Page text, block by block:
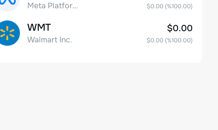
Meta Platforms, Inc. Class A Common Stock $0.00(%100.00)
WMT
Walmart Inc.
$0.00
$0.00(%100.00)